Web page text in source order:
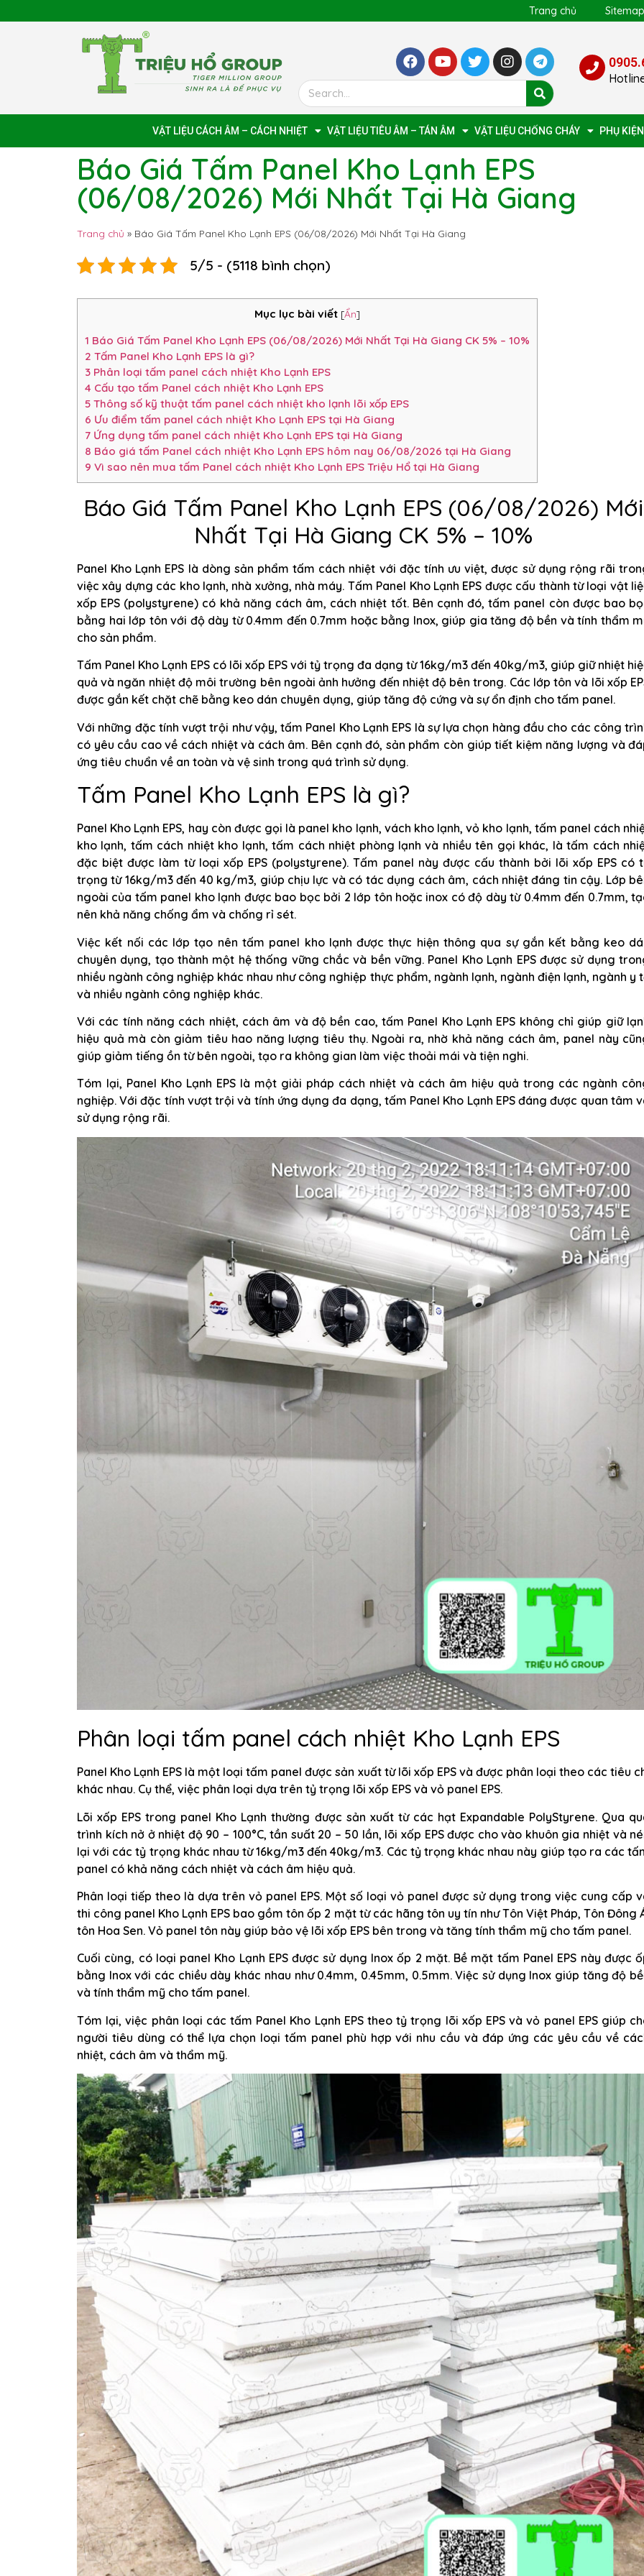
Trang chủ Sitemap
VẬT LIỆU CÁCH ÂM – CÁCH NHIỆT VẬT LIỆU TIÊU ÂM – TÁN ÂM VẬT LIỆU CHỐNG CHÁY PHỤ
Báo Giá Tấm Panel Kho Lạnh EPS
(06/08/2026) Mới Nhất Tại Hà Giang
Trang chủ » Báo Giá Tấm Panel Kho Lạnh EPS (06/08/2026) Mới Nhất Tại Hà Giang
5/5 - (5118 bình chọn)
Mục lục bài viết [Ẩn]
1 Báo Giá Tấm Panel Kho Lạnh EPS (06/08/2026) Mới Nhất Tại Hà Giang CK 5% – 10%
2 Tấm Panel Kho Lạnh EPS là gì?
3 Phân loại tấm panel cách nhiệt Kho Lạnh EPS
4 Cấu tạo tấm Panel cách nhiệt Kho Lạnh EPS
5 Thông số kỹ thuật tấm panel cách nhiệt kho lạnh lõi xốp EPS
6 Ưu điểm tấm panel cách nhiệt Kho Lạnh EPS tại Hà Giang
7 Ứng dụng tấm panel cách nhiệt Kho Lạnh EPS tại Hà Giang
8 Báo giá tấm Panel cách nhiệt Kho Lạnh EPS hôm nay 06/08/2026 tại Hà Giang
9 Vì sao nên mua tấm Panel cách nhiệt Kho Lạnh EPS Triệu Hổ tại Hà Giang
Báo Giá Tấm Panel Kho Lạnh EPS (06/08/2026) Mới
Nhất Tại Hà Giang CK 5% – 10%
Panel Kho Lạnh EPS là dòng sản phẩm tấm cách nhiệt với đặc tính ưu việt, được sử dụng rộng rãi
việc xây dựng các kho lạnh, nhà xưởng, nhà máy. Tấm Panel Kho Lạnh EPS được cấu thành từ loại vật
xốp EPS (polystyrene) có khả năng cách âm, cách nhiệt tốt. Bên cạnh đó, tấm panel còn được bao
bằng hai lớp tôn với độ dày từ 0.4mm đến 0.7mm hoặc bằng Inox, giúp gia tăng độ bền và tính thẩm
cho sản phẩm.
Tấm Panel Kho Lạnh EPS có lõi xốp EPS với tỷ trọng đa dạng từ 16kg/m3 đến 40kg/m3, giúp giữ nhiệt
quả và ngăn nhiệt độ môi trường bên ngoài ảnh hưởng đến nhiệt độ bên trong. Các lớp tôn và lõi xốp
được gắn kết chặt chẽ bằng keo dán chuyên dụng, giúp tăng độ cứng và sự ổn định cho tấm panel.
Với những đặc tính vượt trội như vậy, tấm Panel Kho Lạnh EPS là sự lựa chọn hàng đầu cho các công
có yêu cầu cao về cách nhiệt và cách âm. Bên cạnh đó, sản phẩm còn giúp tiết kiệm năng lượng và
ứng tiêu chuẩn về an toàn và vệ sinh trong quá trình sử dụng.
Tấm Panel Kho Lạnh EPS là gì?
Panel Kho Lạnh EPS, hay còn được gọi là panel kho lạnh, vách kho lạnh, vỏ kho lạnh, tấm panel cách
kho lạnh, tấm cách nhiệt kho lạnh, tấm cách nhiệt phòng lạnh và nhiều tên gọi khác, là tấm cách
đặc biệt được làm từ loại xốp EPS (polystyrene). Tấm panel này được cấu thành bởi lõi xốp EPS có
trọng từ 16kg/m3 đến 40 kg/m3, giúp chịu lực và có tác dụng cách âm, cách nhiệt đáng tin cậy. Lớp
ngoài của tấm panel kho lạnh được bao bọc bởi 2 lớp tôn hoặc inox có độ dày từ 0.4mm đến 0.7mm,
nên khả năng chống ẩm và chống rỉ sét.
Việc kết nối các lớp tạo nên tấm panel kho lạnh được thực hiện thông qua sự gắn kết bằng keo
chuyên dụng, tạo thành một hệ thống vững chắc và bền vững. Panel Kho Lạnh EPS được sử dụng
nhiều ngành công nghiệp khác nhau như công nghiệp thực phẩm, ngành lạnh, ngành điện lạnh, ngành y
và nhiều ngành công nghiệp khác.
Với các tính năng cách nhiệt, cách âm và độ bền cao, tấm Panel Kho Lạnh EPS không chỉ giúp giữ
hiệu quả mà còn giảm tiêu hao năng lượng tiêu thụ. Ngoài ra, nhờ khả năng cách âm, panel này
giúp giảm tiếng ồn từ bên ngoài, tạo ra không gian làm việc thoải mái và tiện nghi.
Tóm lại, Panel Kho Lạnh EPS là một giải pháp cách nhiệt và cách âm hiệu quả trong các ngành
nghiệp. Với đặc tính vượt trội và tính ứng dụng đa dạng, tấm Panel Kho Lạnh EPS đáng được quan tâm
sử dụng rộng rãi.
Phân loại tấm panel cách nhiệt Kho Lạnh EPS
Panel Kho Lạnh EPS là một loại tấm panel được sản xuất từ lõi xốp EPS và được phân loại theo các tiêu
khác nhau. Cụ thể, việc phân loại dựa trên tỷ trọng lõi xốp EPS và vỏ panel EPS.
Lõi xốp EPS trong panel Kho Lạnh thường được sản xuất từ các hạt Expandable PolyStyrene. Qua
trình kích nở ở nhiệt độ 90 – 100°C, tần suất 20 – 50 lần, lõi xốp EPS được cho vào khuôn gia nhiệt và
lại với các tỷ trọng khác nhau từ 16kg/m3 đến 40kg/m3. Các tỷ trọng khác nhau này giúp tạo ra các
panel có khả năng cách nhiệt và cách âm hiệu quả.
Phân loại tiếp theo là dựa trên vỏ panel EPS. Một số loại vỏ panel được sử dụng trong việc cung cấp
thi công panel Kho Lạnh EPS bao gồm tôn ốp 2 mặt từ các hãng tôn uy tín như Tôn Việt Pháp, Tôn Đông
tôn Hoa Sen. Vỏ panel tôn này giúp bảo vệ lõi xốp EPS bên trong và tăng tính thẩm mỹ cho tấm panel.
Cuối cùng, có loại panel Kho Lạnh EPS được sử dụng Inox ốp 2 mặt. Bề mặt tấm Panel EPS này được
bằng Inox với các chiều dày khác nhau như 0.4mm, 0.45mm, 0.5mm. Việc sử dụng Inox giúp tăng độ
và tính thẩm mỹ cho tấm panel.
Tóm lại, việc phân loại các tấm Panel Kho Lạnh EPS theo tỷ trọng lõi xốp EPS và vỏ panel EPS giúp
người tiêu dùng có thể lựa chọn loại tấm panel phù hợp với nhu cầu và đáp ứng các yêu cầu về
nhiệt, cách âm và thẩm mỹ.